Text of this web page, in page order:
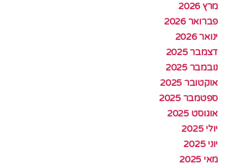
מרץ 2026
פברואר 2026
ינואר 2026
דצמבר 2025
נובמבר 2025
אוקטובר 2025
ספטמבר 2025
אוגוסט 2025
יולי 2025
יוני 2025
מאי 2025